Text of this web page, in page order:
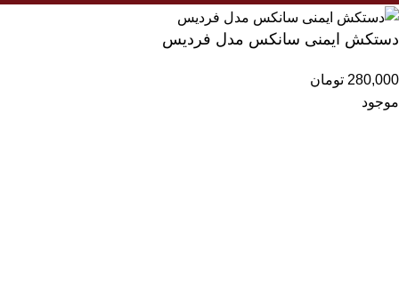
دستکش ایمنی سانکس مدل فردیس
280,000 تومان
موجود